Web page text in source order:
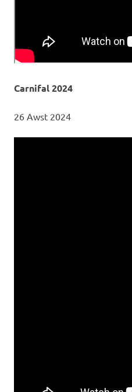
Carnifal 2024
26 Awst 2024